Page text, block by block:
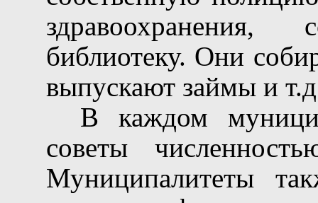
здравоохранения,
библиотеку. Они
выпускают займы и
В каждом
советы
Муниципалитеты